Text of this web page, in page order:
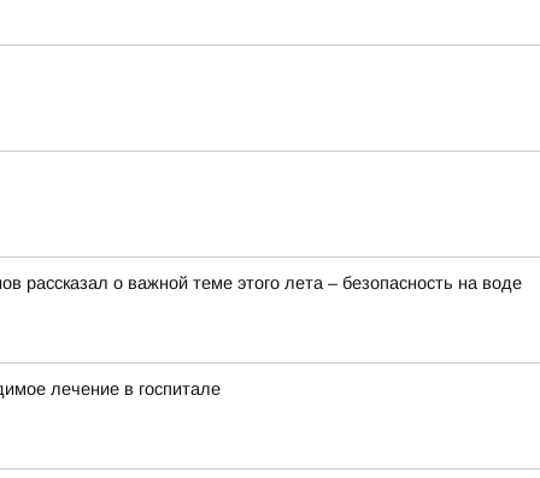
о важной теме этого лета – безопасность на воде
лечение в госпитале